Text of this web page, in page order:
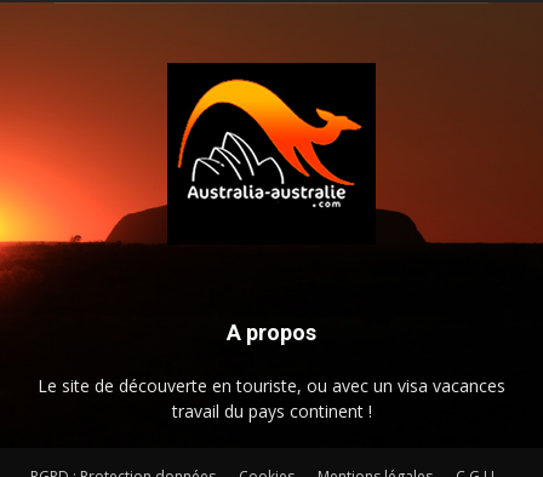
A propos
Le site de découverte en touriste, ou avec un visa vacances
travail du pays continent !